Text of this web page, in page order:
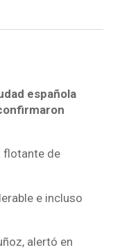
española
flotante de
e incluso
alertó en